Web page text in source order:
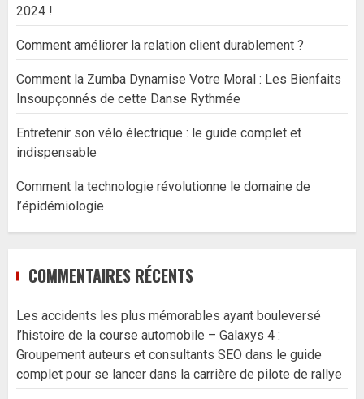
2024 !
Comment améliorer la relation client durablement ?
Comment la Zumba Dynamise Votre Moral : Les Bienfaits
Insoupçonnés de cette Danse Rythmée
Entretenir son vélo électrique : le guide complet et
indispensable
Comment la technologie révolutionne le domaine de
l’épidémiologie
COMMENTAIRES RÉCENTS
Les accidents les plus mémorables ayant bouleversé
l’histoire de la course automobile – Galaxys 4 :
Groupement auteurs et consultants SEO dans le guide
complet pour se lancer dans la carrière de pilote de rallye